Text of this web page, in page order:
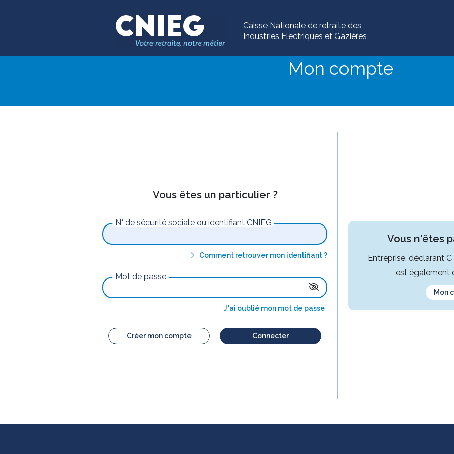
Caisse Nationale de retraite des
Industries Electriques et Gazières
Mon compte
Vous êtes un particulier ?
N° de sécurité sociale ou identifiant CNIEG
Comment retrouver mon identifiant ?
Mot de passe
J'ai oublié mon mot de passe
Créer mon compte Connecter
Vous n'êtes
Entreprise, déclarant
est également
Mon